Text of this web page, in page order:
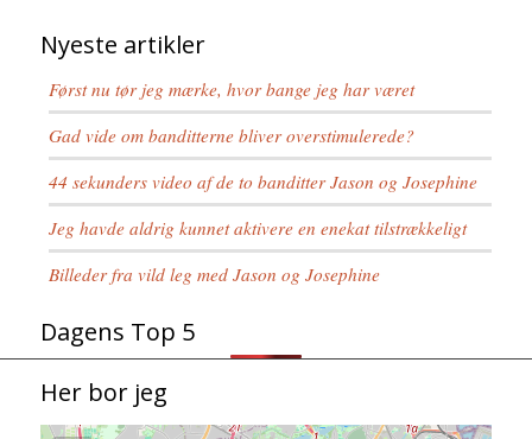
Nyeste artikler
Først nu tør jeg mærke, hvor bange jeg har været
Gad vide om banditterne bliver overstimulerede?
44 sekunders video af de to banditter Jason og Josephine
Jeg havde aldrig kunnet aktivere en enekat tilstrækkeligt
Billeder fra vild leg med Jason og Josephine
Dagens Top 5
Her bor jeg